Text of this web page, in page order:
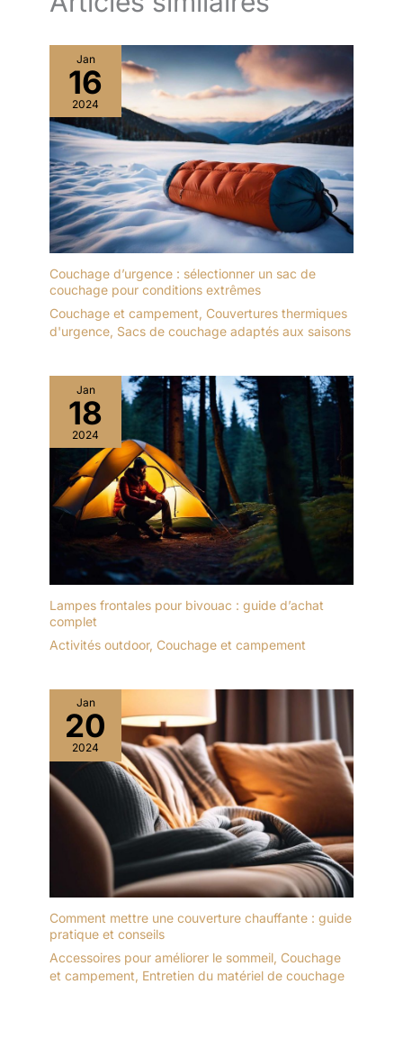
Jan
16
2024
Couchage d’urgence : sélectionner un sac de
couchage pour conditions extrêmes
Couchage et campement, Couvertures thermiques
d'urgence, Sacs de couchage adaptés aux saisons
Jan
18
2024
Lampes frontales pour bivouac : guide d’achat
complet
Activités outdoor, Couchage et campement
Jan
20
2024
Comment mettre une couverture chauffante : guide
pratique et conseils
Accessoires pour améliorer le sommeil, Couchage
et campement, Entretien du matériel de couchage